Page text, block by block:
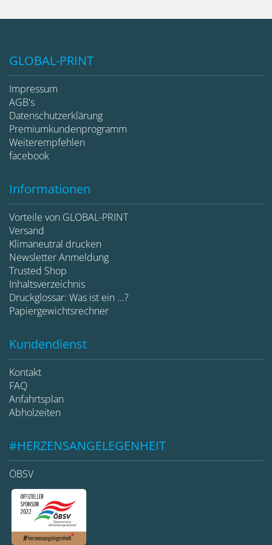
GLOBAL-PRINT
Impressum
AGB's
Datenschutzerklärung
Premiumkundenprogramm
Weiterempfehlen
facebook
Informationen
Vorteile von GLOBAL-PRINT
Versand
Klimaneutral drucken
Newsletter Anmeldung
Trusted Shop
Inhaltsverzeichnis
Druckglossar: Was ist ein ...?
Papiergewichtsrechner
Kundendienst
Kontakt
FAQ
Anfahrtsplan
Abholzeiten
#HERZENSANGELEGENHEIT
ÖBSV